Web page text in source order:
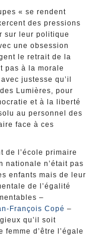
« se rendent
des pressions
sur leur politique
une obsession
le retrait de la
pas à la morale
justesse qu’il
Lumières, pour
et à la liberté
au personnel des
face à ces
de l’école primaire
nationale n’était pas
enfants mais de leur
de l’égalité
–
François Copé –
qu’il soit
d’être l’égale